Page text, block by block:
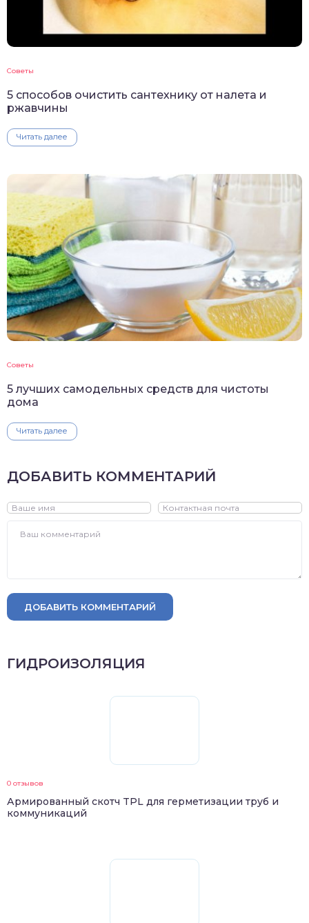
Советы
5 способов очистить сантехнику от налета и
ржавчины
Читать далее
Советы
5 лучших самодельных средств для чистоты
дома
Читать далее
ДОБАВИТЬ КОММЕНТАРИЙ
ДОБАВИТЬ КОММЕНТАРИЙ
ГИДРОИЗОЛЯЦИЯ
0 отзывов
Армированный скотч TPL для герметизации труб и
коммуникаций